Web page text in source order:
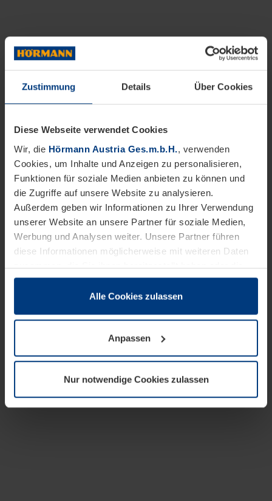
Zustimmung Details Über Cookies
Diese Webseite verwendet Cookies
Wir, die Hörmann Austria Ges.m.b.H., verwenden
Cookies, um Inhalte und Anzeigen zu personalisieren,
Funktionen für soziale Medien anbieten zu können und
die Zugriffe auf unsere Website zu analysieren.
Außerdem geben wir Informationen zu Ihrer Verwendung
unserer Website an unsere Partner für soziale Medien,
Werbung und Analysen weiter. Unsere Partner führen
diese Informationen möglicherweise mit weiteren Daten
zusammen, die Sie ihnen bereitgestellt haben oder die
sie im Rahmen Ihrer Nutzung der Dienste gesammelt
wenn diese für den Betrieb dieser Seite unbedingt
notwendig sind. Für alle anderen Cookie-Typen benötigen
wir Ihre Erlaubnis. Ihre Einwilligung können Sie jederzeit
Datenschutzerklärungunserer Website ändern oder
widerrufen.
Alle Cookies zulassen
Anpassen
Nur notwendige Cookies zulassen